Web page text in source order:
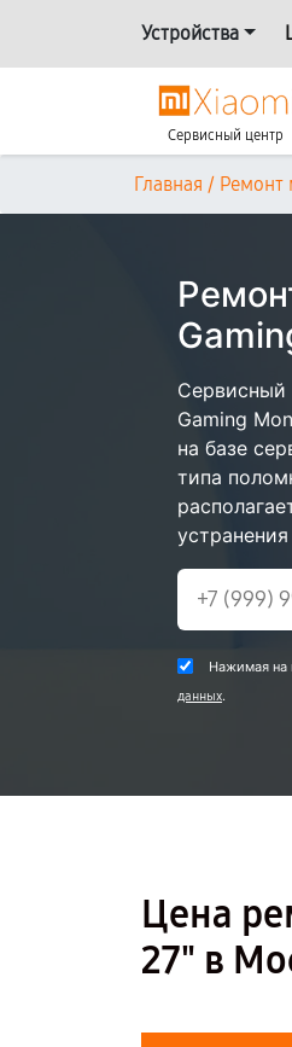
Устройства
Сервисный центр
Главная / Ремонт
Сервисный
Gaming
на базе
типа
Нажимая на
данных.
Цена
27" в